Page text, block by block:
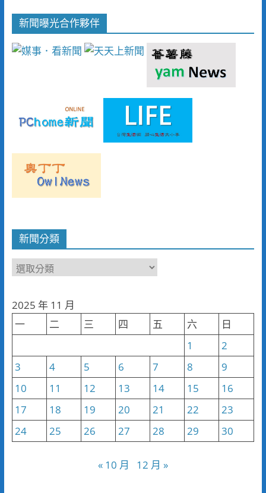
新聞曝光合作夥伴
新聞分類
新
類
2025 年 11 月
一
二 三 四 五 六
日
1
2
3
4 5 6 7 8
9
10
11 12 13 14 15
16
17
18 19 20 21 22
23
24
25 26 27 28 29 30
« 10 月 12 月 »